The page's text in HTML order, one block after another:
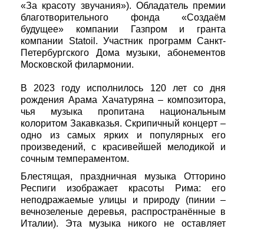
«За красоту звучания»). Обладатель премии
благотворительного фонда «Создаём
будущее» компании Газпром и гранта
компании Statoil. Участник программ Санкт-
Петербургского Дома музыки, абонементов
Московской филармонии.
В 2023 году исполнилось 120 лет со дня
рождения Арама Хачатуряна – композитора,
чья музыка пропитана национальным
колоритом Закавказья. Скрипичный концерт –
одно из самых ярких и популярных его
произведений, с красивейшей мелодикой и
сочным темпераментом.
Блестящая, праздничная музыка Отторино
Респиги изображает красоты Рима: его
неподражаемые улицы и природу (пинии –
вечнозеленые деревья, распространённые в
Италии). Эта музыка никого не оставляет